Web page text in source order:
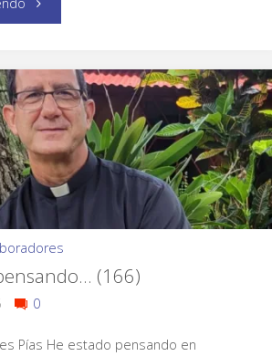
(166)
0
Pías He estado pensando en